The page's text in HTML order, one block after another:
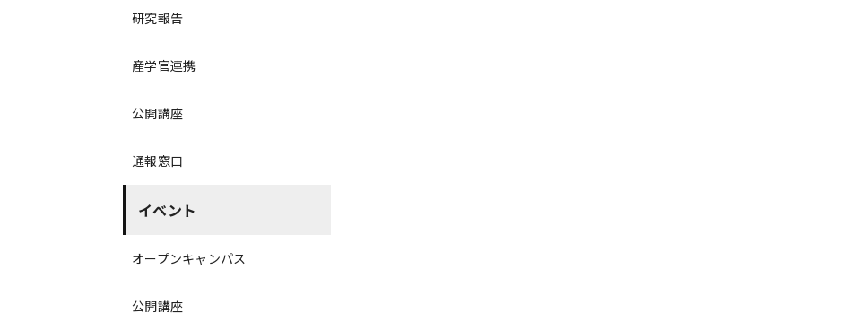
研究報告
産学官連携
公開講座
通報窓口
イベント
オープンキャンパス
公開講座